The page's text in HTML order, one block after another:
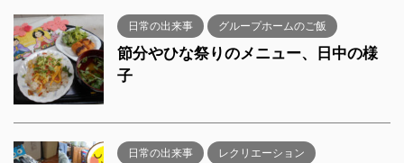
日常の出来事 グループホームのご飯
節分やひな祭りのメニュー、日中の様
子
日常の出来事 レクリエーション